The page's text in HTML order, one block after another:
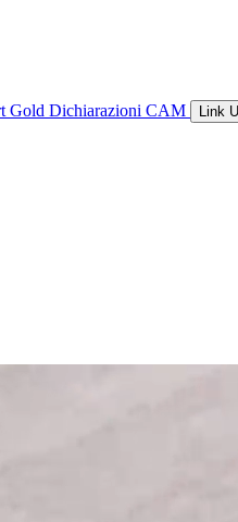
Gold Dichiarazioni CAM Link